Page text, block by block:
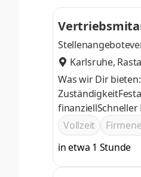
Karlsruhe,
Was wir Dir
Vollzeit
in etwa 1 Stunde